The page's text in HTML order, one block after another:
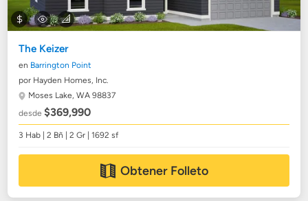
The Keizer
en Barrington Point
por Hayden Homes, Inc.
Moses Lake, WA 98837
desde$369,990
3 Hab | 2 Bñ | 2 Gr | 1692 sf
Obtener Folleto